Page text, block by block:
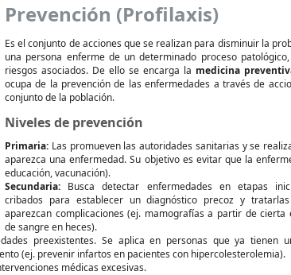
Prevención (Profilaxis)
Es el conjunto de acciones que se realizan para disminuir la
una persona enferme de un determinado proceso
riesgos asociados. De ello se encarga la medicina
ocupa de la prevención de las enfermedades a través de
conjunto de la población.
Niveles de prevención
Primaria: Las promueven las autoridades sanitarias y se
aparezca una enfermedad. Su objetivo es evitar que la
educación, vacunación).
Secundaria: Busca detectar enfermedades en etapas
cribados para establecer un diagnóstico precoz y
aparezcan complicaciones (ej. mamografías a partir de cierta
de sangre en heces).
preexistentes. Se aplica en personas que ya tienen
(ej. prevenir infartos en pacientes con hipercolesterolemia).
médicas excesivas.